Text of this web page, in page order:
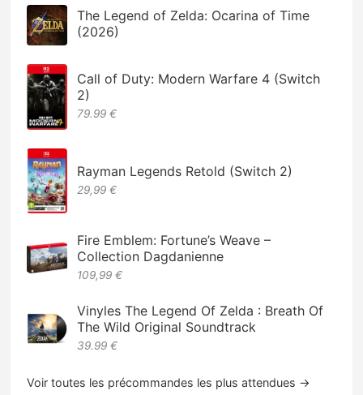
The Legend of Zelda: Ocarina of Time
(2026)
Call of Duty: Modern Warfare 4 (Switch
2)
79.99 €
Rayman Legends Retold (Switch 2)
29,99 €
Fire Emblem: Fortune’s Weave –
Collection Dagdanienne
109,99 €
Vinyles The Legend Of Zelda : Breath Of
The Wild Original Soundtrack
39.99 €
Voir toutes les précommandes les plus attendues →